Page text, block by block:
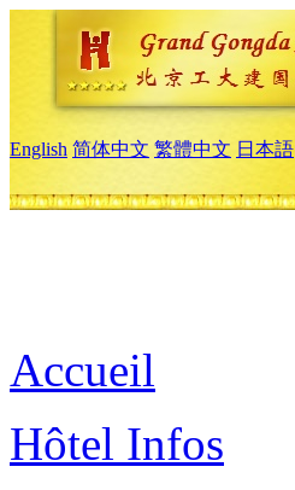
English 简体中文 繁體中文 日本語
Accueil
Hôtel Infos